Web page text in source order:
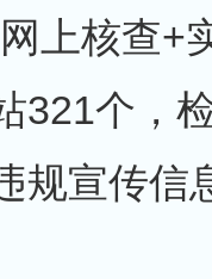
上核查+
321个，
规宣传信